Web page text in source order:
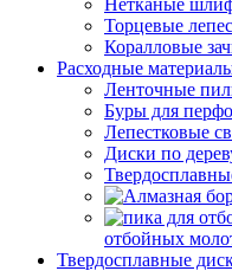
Торцевые
Коралловые
Расходные
Ленточные
Буры для
Лепестковые
Диски по
отбойных
Твердосплавные